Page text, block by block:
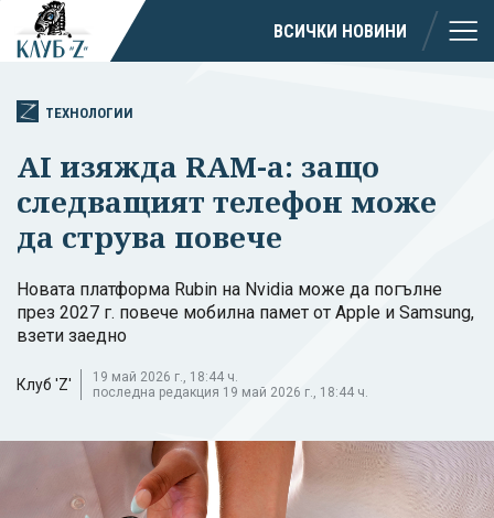
ВСИЧКИ НОВИНИ
ТЕХНОЛОГИИ
AI изяжда RAM-а: защо
следващият телефон може
да струва повече
Новата платформа Rubin на Nvidia може да погълне
през 2027 г. повече мобилна памет от Apple и Samsung,
взети заедно
Клуб 'Z'
19 май 2026 г., 18:44 ч.
последна редакция 19 май 2026 г., 18:44 ч.